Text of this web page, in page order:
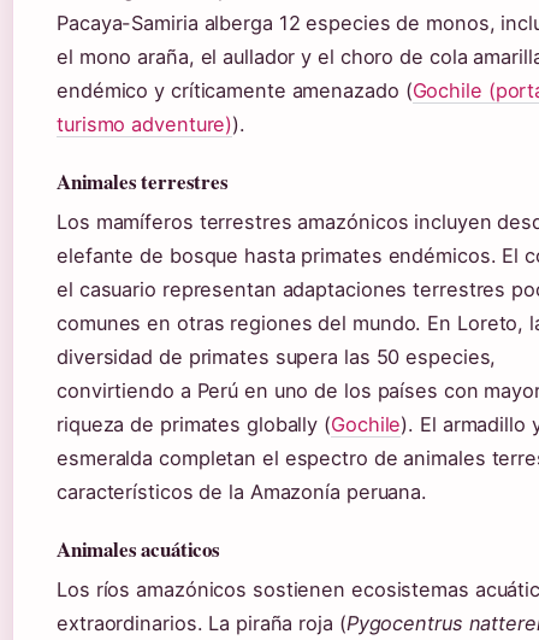
Pacaya-Samiria alberga 12 especies de monos,
el mono araña, el aullador y el choro de cola
endémico y críticamente amenazado (Gochile
turismo adventure)).
Animales terrestres
Los mamíferos terrestres amazónicos incluyen
elefante de bosque hasta primates endémicos. El
el casuario representan adaptaciones terrestres
comunes en otras regiones del mundo. En Loreto,
diversidad de primates supera las 50 especies,
convirtiendo a Perú en uno de los países con
riqueza de primates globally (Gochile). El armadillo
esmeralda completan el espectro de animales
característicos de la Amazonía peruana.
Animales acuáticos
Los ríos amazónicos sostienen ecosistemas
extraordinarios. La piraña roja (Pygocentrus